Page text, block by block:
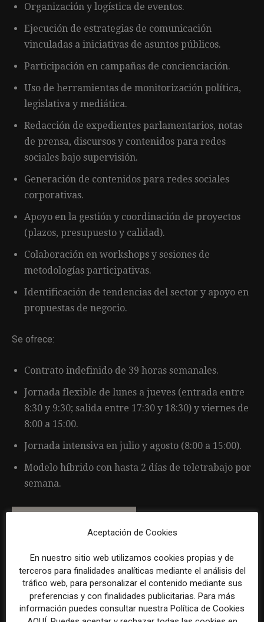
Organización y logística de eventos.
Ejecución de estrategias de comunicación
vinculadas a iniciativas de asuntos públicos.
Participación en campañas de concienciación.
Uso de herramientas de monitorización política,
legislativa y mediática.
Redacción de expedientes parlamentarios, notas
de prensa, discursos y contenidos para redes
sociales bajo supervisión.
Generación de contenidos para redes sociales
corporativas.
Apoyo en la gestión y coordinación de proyectos
(plazos, presupuesto y calidad).
Colaboración en workshops y sesiones de
metodologías participativas.
Identificación de tendencias del sector y apoyo en
propuestas de negocio.
Se ofrece:
Contrato indefinido de 39 horas semanales.
Jornada flexible de lunes a jueves (entrada entre
8:30 y 9:30; salida entre 17:30 y 18:30) y viernes de
8:00 a 15:00.
Jornada intensiva en julio y agosto (8:00 a 15:00).
Modelo híbrido con hasta 2 días de teletrabajo por
semana.
Por favor, para solicitar este trabajo visita
www.linkedin.com
Aceptación de Cookies
En nuestro sitio web utilizamos cookies propias y de
terceros para finalidades analíticas mediante el análisis del
tráfico web, para personalizar el contenido mediante sus
preferencias y con finalidades publicitarias. Para más
información puedes consultar nuestra Política de Cookies